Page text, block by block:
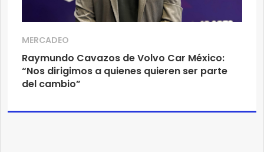
MERCADEO
Raymundo Cavazos de Volvo Car México:
“Nos dirigimos a quienes quieren ser parte
del cambio”